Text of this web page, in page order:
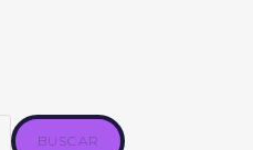
BUSCAR